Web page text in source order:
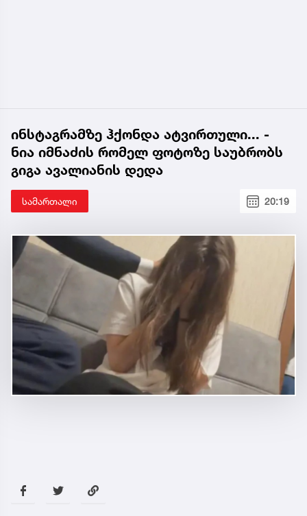
ინსტაგრამზე ჰქონდა ატვირთული... -
ნია იმნაძის რომელ ფოტოზე საუბრობს
გიგა ავალიანის დედა
სამართალი 20:19